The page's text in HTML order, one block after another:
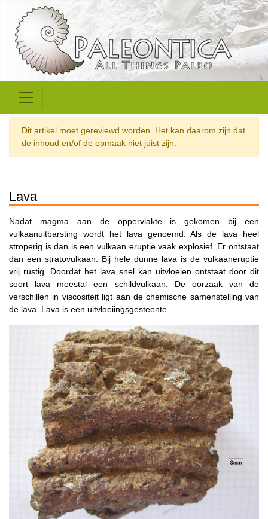
Dit artikel moet gereviewd worden. Het kan daarom zijn dat
de inhoud en/of de opmaak niet juist zijn.
Lava
Nadat magma aan de oppervlakte is gekomen bij een
vulkaanuitbarsting wordt het lava genoemd. Als de lava heel
stroperig is dan is een vulkaan eruptie vaak explosief. Er ontstaat
dan een stratovulkaan. Bij hele dunne lava is de vulkaaneruptie
vrij rustig. Doordat het lava snel kan uitvloeien ontstaat door dit
soort lava meestal een schildvulkaan. De oorzaak van de
verschillen in viscositeit ligt aan de chemische samenstelling van
de lava. Lava is een uitvloeiingsgesteente.